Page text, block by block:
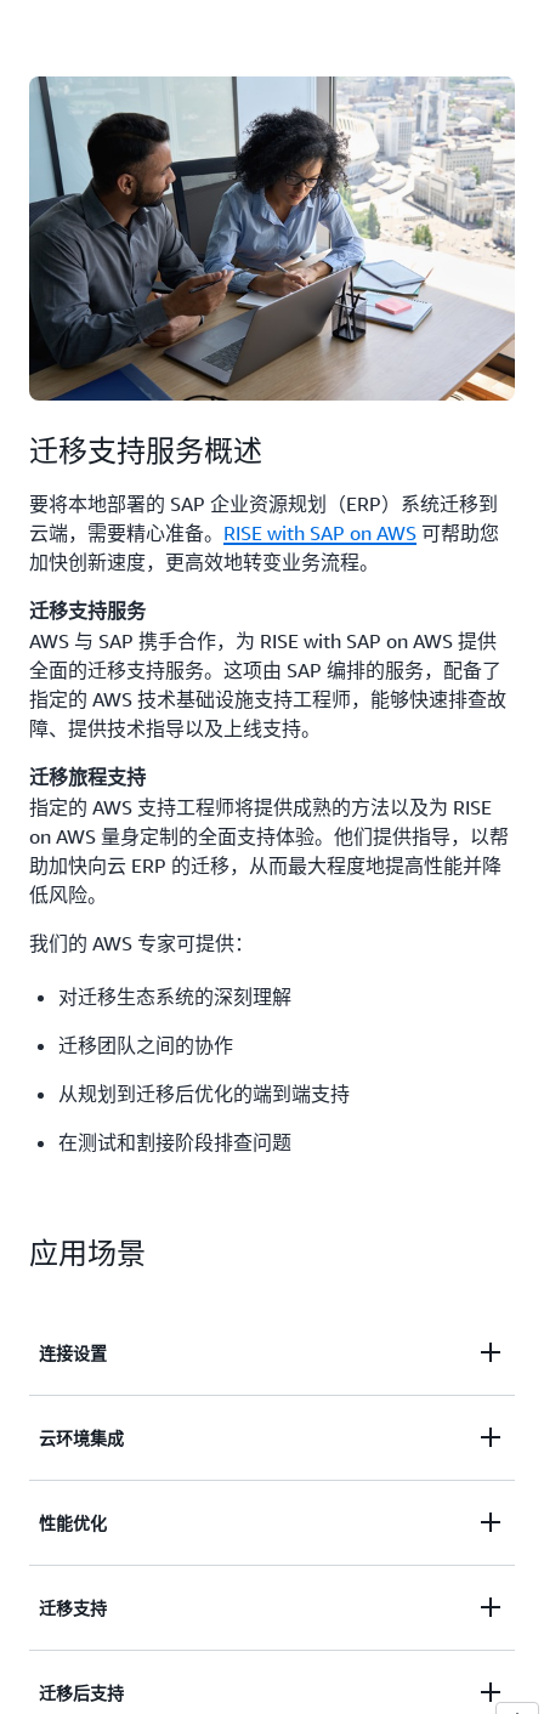
长期承诺。*
迁移支持服务概述
要将本地部署的 SAP 企业资源规划（ERP）系统迁移到
云端，需要精心准备。 RISE with SAP on AWS 可帮助您
加快创新速度，更高效地转变业务流程。
迁移支持服务
AWS 与 SAP 携手合作，为 RISE with SAP on AWS 提供
全面的迁移支持服务。这项由 SAP 编排的服务，配备了
指定的 AWS 技术基础设施支持工程师，能够快速排查故
障、提供技术指导以及上线支持。
迁移旅程支持
指定的 AWS 支持工程师将提供成熟的方法以及为 RISE
on AWS 量身定制的全面支持体验。他们提供指导，以帮
助加快向云 ERP 的迁移，从而最大程度地提高性能并降
低风险。
我们的 AWS 专家可提供：
对迁移生态系统的深刻理解
迁移团队之间的协作
从规划到迁移后优化的端到端支持
在测试和割接阶段排查问题
应用场景
连接设置
区。AWS 专家帮助配置和优化网络设置，以促进无
缝数据传输。
云环境集成
和应用程序协调一致。利用数据兼容性和可扩展数据
传输的最佳实践，最大程度减少集成挑战。
性能优化
微调指导，以优化源环境和目标环境的资源利用。
迁移支持
的 AWS 支持工程师在整个转型过程中提供专业指
迁移后支持